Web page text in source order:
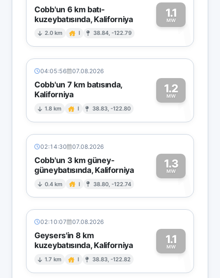
Cobb'un 6 km batı-
kuzeybatısında, Kaliforniya
2.0 km I 38.84, -122.79
1.1
MW1
04:05:56 07.08.2026
Cobb'un 7 km batısında,
Kaliforniya
1.8 km I 38.83, -122.80
1.2
MW1
02:14:30 07.08.2026
Cobb'un 3 km güney-
güneybatısında, Kaliforniya
0.4 km I 38.80, -122.74
1.3
MW1
02:10:07 07.08.2026
Geysers'in 8 km
kuzeybatısında, Kaliforniya
1.7 km I 38.83, -122.82
1.1
MW1